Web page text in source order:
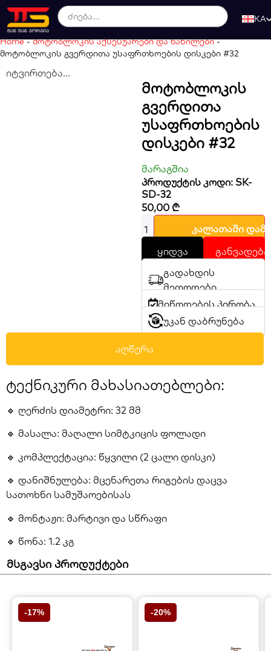
KA
Home-მოტობლოკის აქსესუარები და ნაწილები-
მოტობლოკის გვერდითა უსაფრთხოების დისკები #32
იტვირთება...
Მოტობლოკის
Გვერდითა
Უსაფრთხოების
Დისკები #32
მარაგშია
პროდუქტის კოდი: SK-
SD-32
50,00 ₾
კალათაში
ყიდვა
განვადება
გადახდის
მეთოდები
მიწოდების პირობა
უკან დაბრუნება
აღწერა
ტექნიკური მახასიათებლები:
🔹 ღერძის დიამეტრი: 32 მმ
🔹 მასალა: მაღალი სიმტკიცის ფოლადი
🔹 კომპლექტაცია: წყვილი (2 ცალი დისკი)
🔹 დანიშნულება: მცენარეთა რიგების დაცვა
სათოხნი სამუშაოებისას
🔹 მონტაჟი: მარტივი და სწრაფი
🔹 წონა: 1.2 კგ
მსგავსი პროდუქტები
-17% -20%